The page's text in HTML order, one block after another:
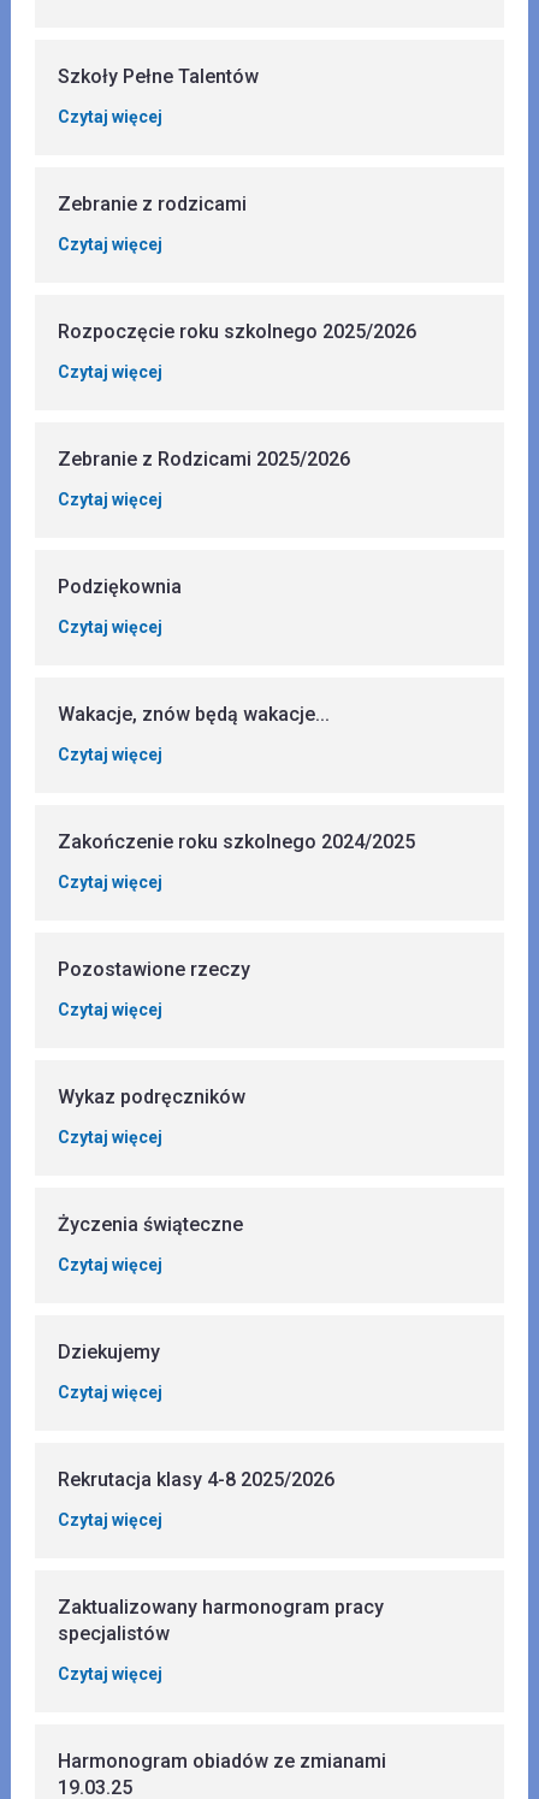
Szkoły Pełne Talentów
Czytaj więcej
Zebranie z rodzicami
Czytaj więcej
Rozpoczęcie roku szkolnego 2025/2026
Czytaj więcej
Zebranie z Rodzicami 2025/2026
Czytaj więcej
Podziękownia
Czytaj więcej
Wakacje, znów będą wakacje...
Czytaj więcej
Zakończenie roku szkolnego 2024/2025
Czytaj więcej
Pozostawione rzeczy
Czytaj więcej
Wykaz podręczników
Czytaj więcej
Życzenia świąteczne
Czytaj więcej
Dziekujemy
Czytaj więcej
Rekrutacja klasy 4-8 2025/2026
Czytaj więcej
Zaktualizowany harmonogram pracy
specjalistów
Czytaj więcej
Harmonogram obiadów ze zmianami
19.03.25